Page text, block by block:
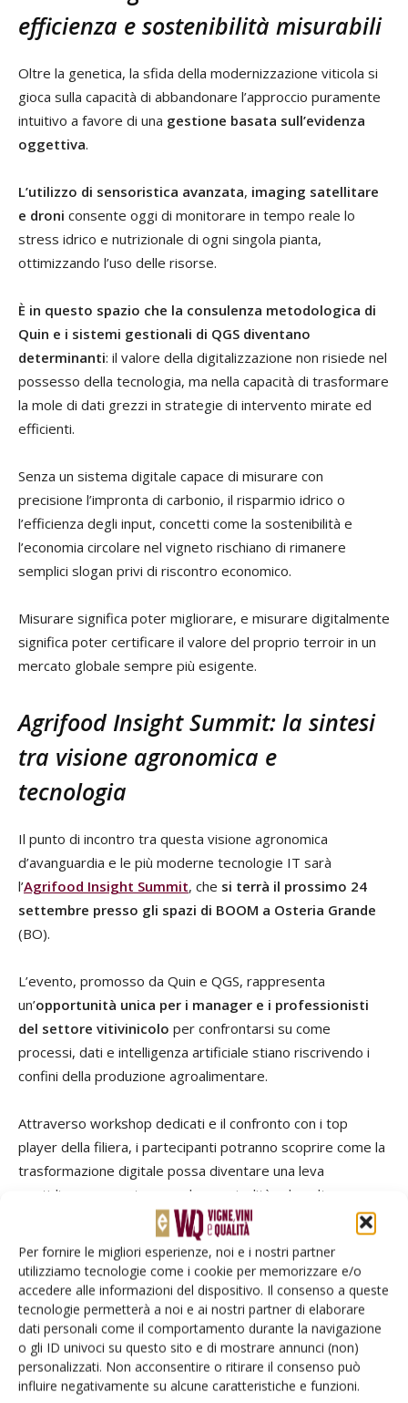
Per fornire le migliori esperienze, noi e i nostri partner
utilizziamo tecnologie come i cookie per memorizzare e/o
accedere alle informazioni del dispositivo. Il consenso a queste
tecnologie permetterà a noi e ai nostri partner di elaborare
dati personali come il comportamento durante la navigazione
o gli ID univoci su questo sito e di mostrare annunci (non)
personalizzati. Non acconsentire o ritirare il consenso può
influire negativamente su alcune caratteristiche e funzioni.
efficienza e sostenibilità misurabili
Oltre la genetica, la sfida della modernizzazione viticola si
gioca sulla capacità di abbandonare l’approccio puramente
intuitivo a favore di una gestione basata sull’evidenza
oggettiva.
L’utilizzo di sensoristica avanzata, imaging satellitare
e droni consente oggi di monitorare in tempo reale lo
stress idrico e nutrizionale di ogni singola pianta,
ottimizzando l’uso delle risorse.
È in questo spazio che la consulenza metodologica di
Quin e i sistemi gestionali di QGS diventano
determinanti: il valore della digitalizzazione non risiede nel
possesso della tecnologia, ma nella capacità di trasformare
la mole di dati grezzi in strategie di intervento mirate ed
efficienti.
Senza un sistema digitale capace di misurare con
precisione l’impronta di carbonio, il risparmio idrico o
l’efficienza degli input, concetti come la sostenibilità e
l’economia circolare nel vigneto rischiano di rimanere
semplici slogan privi di riscontro economico.
Misurare significa poter migliorare, e misurare digitalmente
significa poter certificare il valore del proprio terroir in un
mercato globale sempre più esigente.
Agrifood Insight Summit: la sintesi
tra visione agronomica e
tecnologia
Il punto di incontro tra questa visione agronomica
d’avanguardia e le più moderne tecnologie IT sarà
l’Agrifood Insight Summit, che si terrà il prossimo 24
settembre presso gli spazi di BOOM a Osteria Grande
(BO).
L’evento, promosso da Quin e QGS, rappresenta
un’opportunità unica per i manager e i professionisti
del settore vitivinicolo per confrontarsi su come
processi, dati e intelligenza artificiale stiano riscrivendo i
confini della produzione agroalimentare.
Attraverso workshop dedicati e il confronto con i top
player della filiera, i partecipanti potranno scoprire come la
trasformazione digitale possa diventare una leva
quotidiana per proteggere la marginalità ed esaltare
l’identità dei vitigni in un mondo che cambia.
L’adozione di un metodo digitale integrato non cancella la
tradizione del vigneto, ma fornisce le radici tecnologiche
necessarie affinché l’eccellenza viticola italiana possa
continuare a prosperare e a competere ai massimi livelli
internazionali.